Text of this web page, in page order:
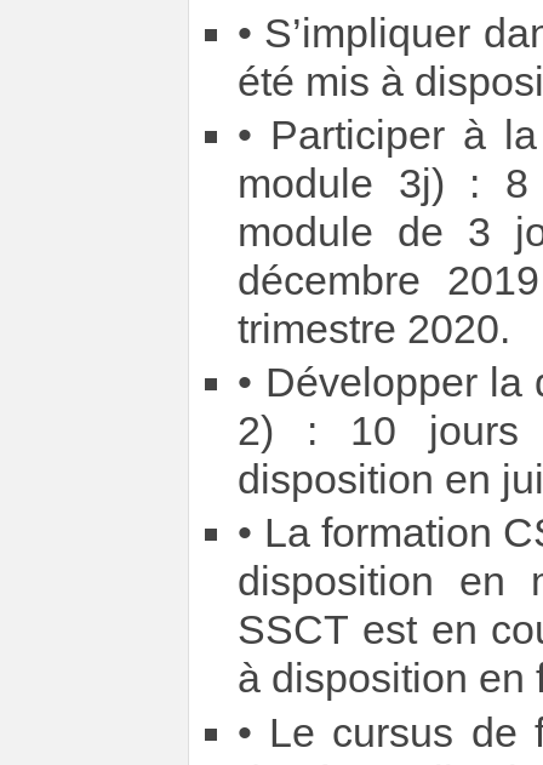
• S’impliquer
été mis à
• Participer à
module 3j) :
module de 3
décembre
trimestre 2020.
• Développer
2) : 10 jours
disposition en
• La formation
disposition en
SSCT est en
à disposition en
• Le cursus de